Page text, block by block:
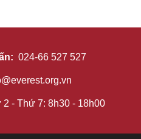
thực hiện pháp luật.
024-66 527 527
2 - Thứ 7: 8h30 - 18h00